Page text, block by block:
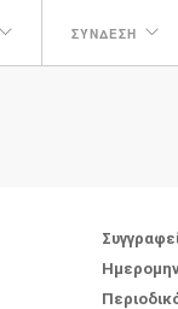
ΣΎΝΔΕΣΗ